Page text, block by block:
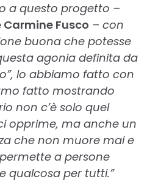
a questo progetto –
Fusco – con
buona che potesse
agonia definita da
lo abbiamo fatto con
fatto mostrando
non c’è solo quel
opprime, ma anche un
che non muore mai e
a persone
qualcosa per tutti.”